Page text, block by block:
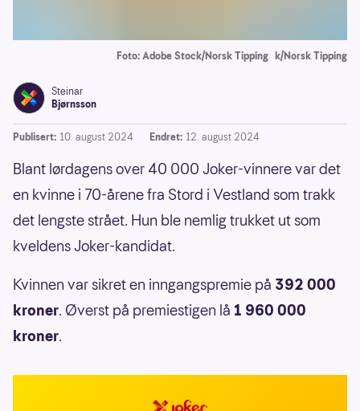
Foto: Adobe Stock/Norsk Tipping k/Norsk Tipping
Steinar
Bjørnsson
Publisert: 10. august 2024 Endret: 12. august 2024
Blant lørdagens over 40 000 Joker-vinnere var det
en kvinne i 70-årene fra Stord i Vestland som trakk
det lengste strået. Hun ble nemlig trukket ut som
kveldens Joker-kandidat.
Kvinnen var sikret en inngangspremie på 392 000
kroner. Øverst på premiestigen lå 1 960 000
kroner.